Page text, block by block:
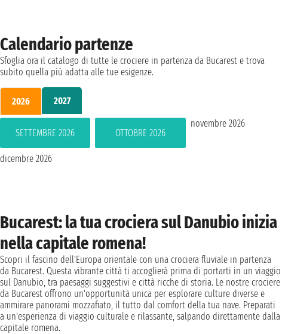
Calendario partenze
Sfoglia ora il catalogo di tutte le crociere in partenza da Bucarest e trova
subito quella più adatta alle tue esigenze.
2026 2027
SETTEMBRE 2026 OTTOBRE 2026
novembre 2026
dicembre 2026
Bucarest: la tua crociera sul Danubio inizia
nella capitale romena!
Scopri il fascino dell'Europa orientale con una crociera fluviale in partenza
da Bucarest. Questa vibrante città ti accoglierà prima di portarti in un viaggio
sul Danubio, tra paesaggi suggestivi e città ricche di storia. Le nostre crociere
da Bucarest offrono un'opportunità unica per esplorare culture diverse e
ammirare panorami mozzafiato, il tutto dal comfort della tua nave. Preparati
a un'esperienza di viaggio culturale e rilassante, salpando direttamente dalla
capitale romena.